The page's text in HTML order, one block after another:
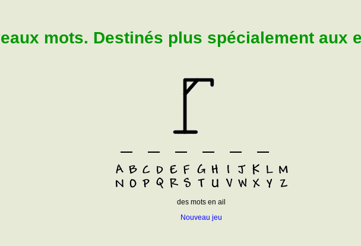
mots. Destinés plus spécialement aux
des mots en ail
Nouveau jeu